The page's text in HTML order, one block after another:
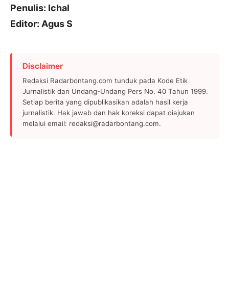
Penulis: Ichal
Editor: Agus S
Disclaimer
Redaksi Radarbontang.com tunduk pada Kode Etik
Jurnalistik dan Undang-Undang Pers No. 40 Tahun 1999.
Setiap berita yang dipublikasikan adalah hasil kerja
jurnalistik. Hak jawab dan hak koreksi dapat diajukan
melalui email: redaksi@radarbontang.com.